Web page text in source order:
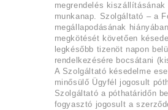
megrendelés kiszállításának
munkanap. Szolgáltató – a
megállapodásának
megkötését követően
legkésőbb tizenöt napon
rendelkezésére bocsátani
A Szolgáltató késedelme
minősülő Ügyfél jogosult
Szolgáltató a póthatáridőn
fogyasztó jogosult a